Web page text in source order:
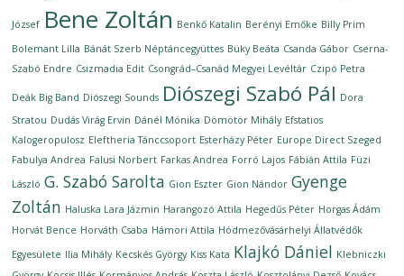
József Bene Zoltán Benkő Katalin Berényi Emőke Billy Prim
Bolemant Lilla Bánát Szerb Néptáncegyüttes Büky Beáta Csanda Gábor Cserna-
Szabó Endre Csizmadia Edit Csongrád–Csanád Megyei Levéltár Czipó Petra
Deák Big Band Diószegi Sounds Diószegi Szabó Pál Dora
Stratou Dudás Virág Ervin Dánél Mónika Dömötör Mihály Efstatios
Kalogeropulosz Eleftheria Tánccsoport Esterházy Péter Europe Direct Szeged
Fabulya Andrea Falusi Norbert Farkas Andrea Forró Lajos Fábián Attila Füzi
László G. Szabó Sarolta Gion Eszter Gion Nándor Gyenge
Zoltán Haluska Lara Jázmin Harangozó Attila Hegedűs Péter Horgas Ádám
Horvát Bence Horváth Csaba Hámori Attila Hódmezővásárhelyi Állatvédők
Egyesülete Ilia Mihály Kecskés György Kiss Kata Klajkó Dániel Klebniczki